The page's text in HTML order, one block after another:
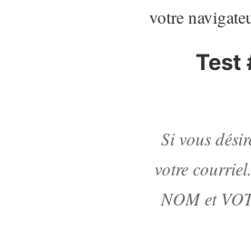
votre
Test
Si vous
votre
NOM et